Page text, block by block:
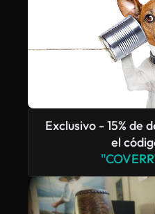
Exclusivo - 15% de
el